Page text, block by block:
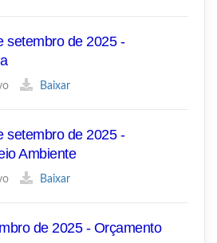
setembro de 2025 -
Baixar
setembro de 2025 -
Ambiente
Baixar
de 2025 - Orçamento